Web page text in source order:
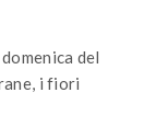
del
i fiori